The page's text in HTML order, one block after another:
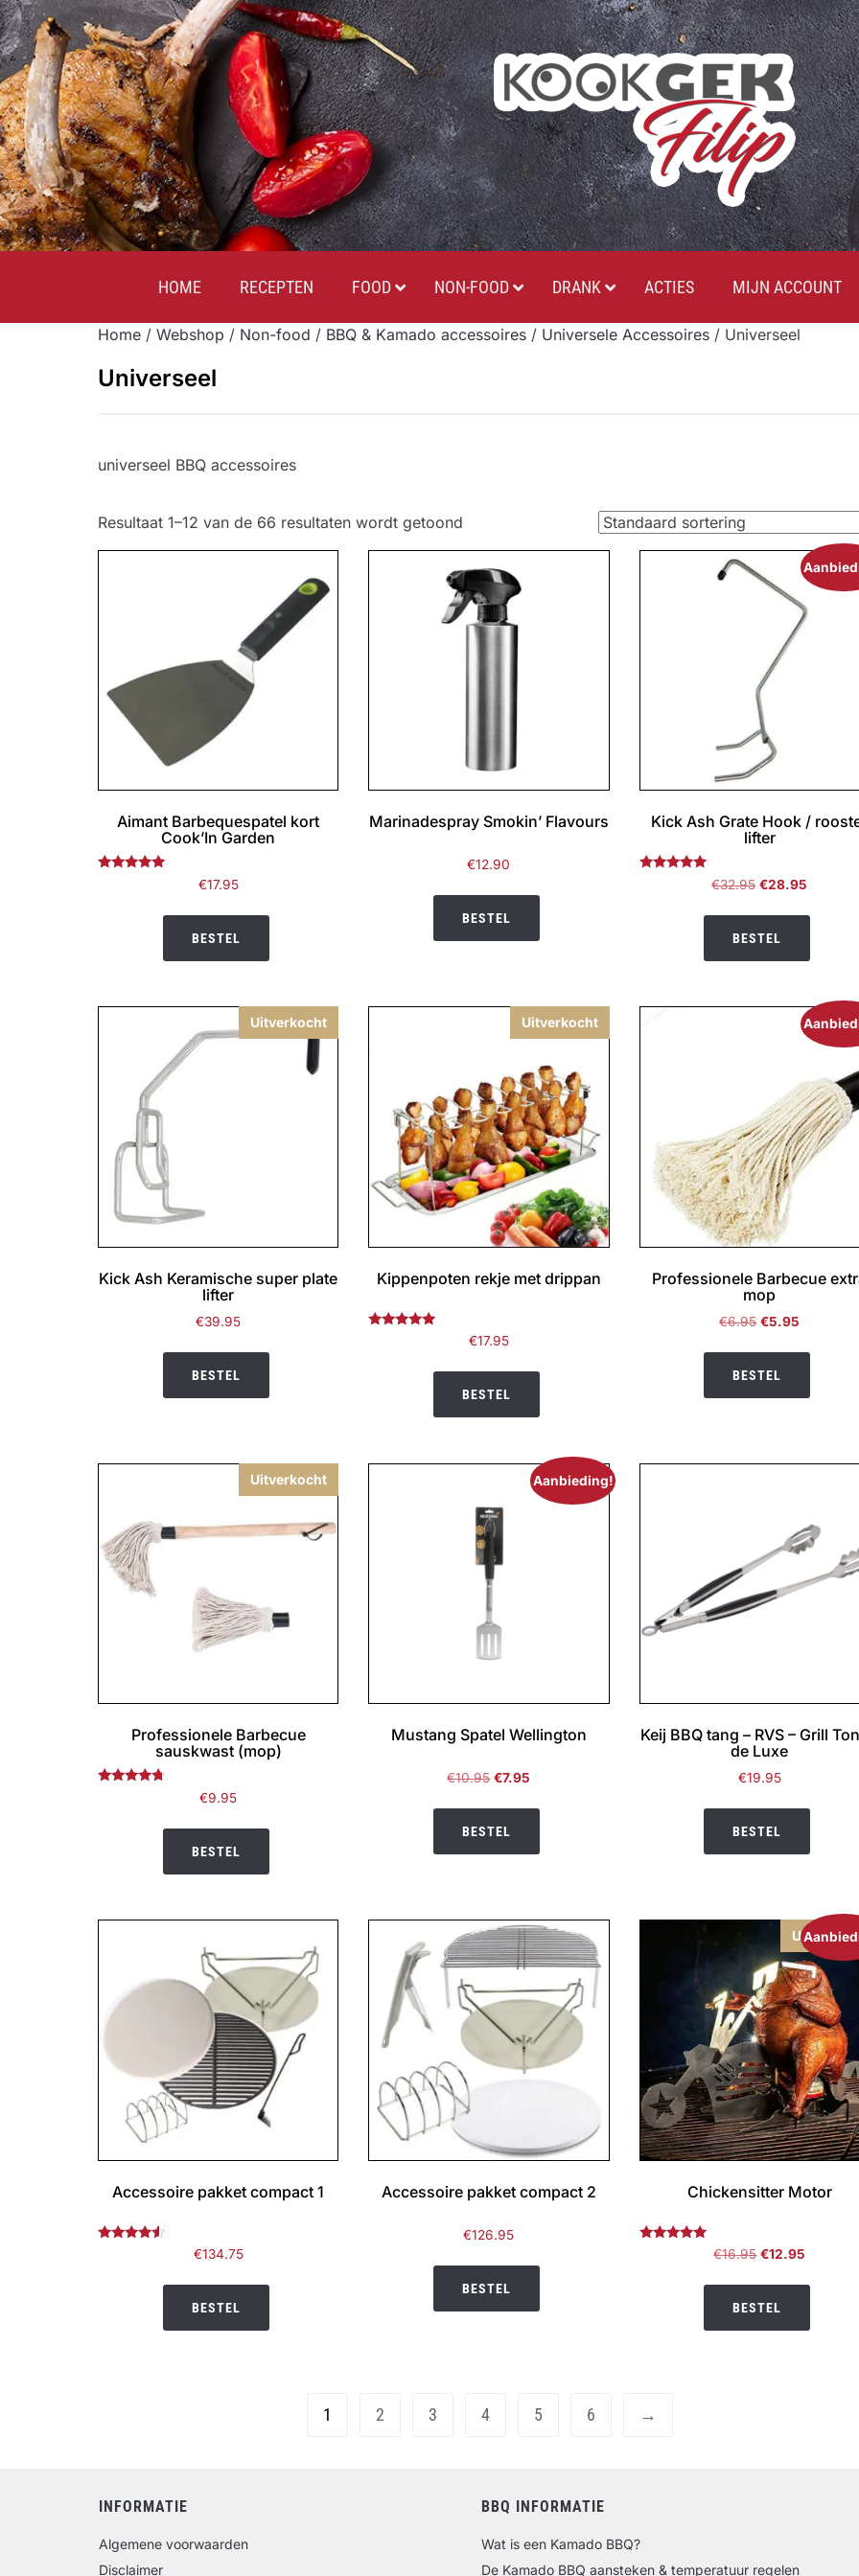
HOME RECEPTEN FOOD NON-FOOD DRANK ACTIES MIJN ACCOUNT
Home / Webshop / Non-food / BBQ & Kamado accessoires / Universele Accessoires / Universeel
Universeel
universeel BBQ accessoires
Resultaat 1–12 van de 66 resultaten wordt getoond
Aimant Barbequespatel kort
Cook’In Garden
€17.95
BESTEL
Marinadespray Smokin’ Flavours
€12.90
BESTEL
Kick Ash Grate Hook /
lifter
€32.95 Oorspronkelijke
€32.95.
€28.95
BESTEL
Uitverkocht
Kick Ash Keramische super plate
lifter
€39.95
BESTEL
Uitverkocht
Kippenpoten rekje met drippan
€17.95
BESTEL
Professionele Barbecue
mop
€6.95 Oorspronkelijke
€6.95.
€5.95
BESTEL
Uitverkocht
Professionele Barbecue
sauskwast (mop)
€9.95
BESTEL
Aanbieding!
Mustang Spatel Wellington
€10.95 Oorspronkelijke
€10.95.
€7.95
BESTEL
Keij BBQ tang – RVS – Grill
de Luxe
€19.95
BESTEL
Accessoire pakket compact 1
€134.75
BESTEL
Accessoire pakket compact 2
€126.95
BESTEL
Chickensitter Motor
€16.95 Oorspronkelijke
€16.95.
€12.95
BESTEL
1 2 3 4 5 6 →
INFORMATIE
Algemene voorwaarden
Disclaimer
BBQ INFORMATIE
Wat is een Kamado BBQ?
De Kamado BBQ aansteken & temperatuur regelen